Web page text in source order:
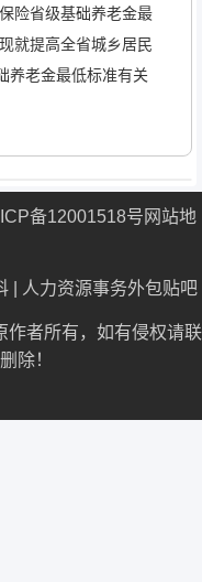
险省级基础养老金最
就提高全省城乡居民
养老金最低标准有关
备12001518号 网站地
人力资源事务外包贴吧
作者所有，如有侵权请联
除！